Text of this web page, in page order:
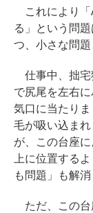
これにより「
る」という問
つ、小さな問題
仕事中、拙宅
で尻尾を左右
気口に当たり
毛が吸い込ま
が、この台座
上に位置する
も問題」も解消
ただ、この台